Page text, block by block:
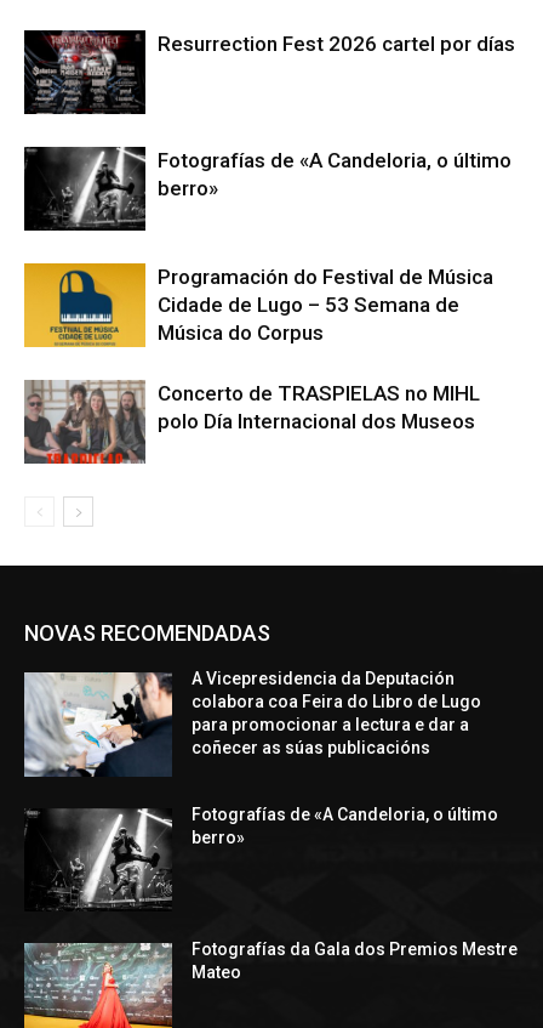
Resurrection Fest 2026 cartel por días
Fotografías de «A Candeloria, o último
berro»
Programación do Festival de Música
Cidade de Lugo – 53 Semana de
Música do Corpus
Concerto de TRASPIELAS no MIHL
polo Día Internacional dos Museos
NOVAS RECOMENDADAS
A Vicepresidencia da Deputación
colabora coa Feira do Libro de Lugo
para promocionar a lectura e dar a
coñecer as súas publicacións
Fotografías de «A Candeloria, o último
berro»
Fotografías da Gala dos Premios Mestre
Mateo